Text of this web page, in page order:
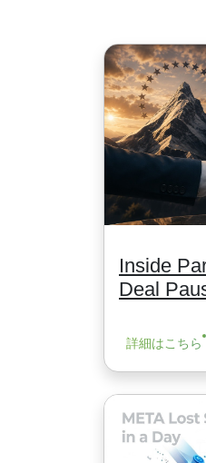
Inside
Deal
詳細はこちら